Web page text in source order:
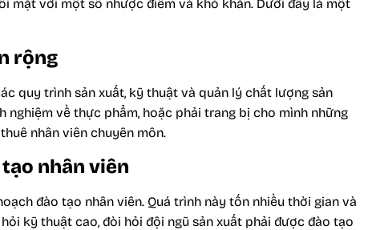
mặt với một số nhược điểm và khó khăn. Dưới đây là một
rộng
quy trình sản xuất, kỹ thuật và quản lý chất lượng sản
về thực phẩm, hoặc phải trang bị cho mình những
nhân viên chuyên môn.
nhân viên
đào tạo nhân viên. Quá trình này tốn nhiều thời gian và
kỹ thuật cao, đòi hỏi đội ngũ sản xuất phải được đào tạo